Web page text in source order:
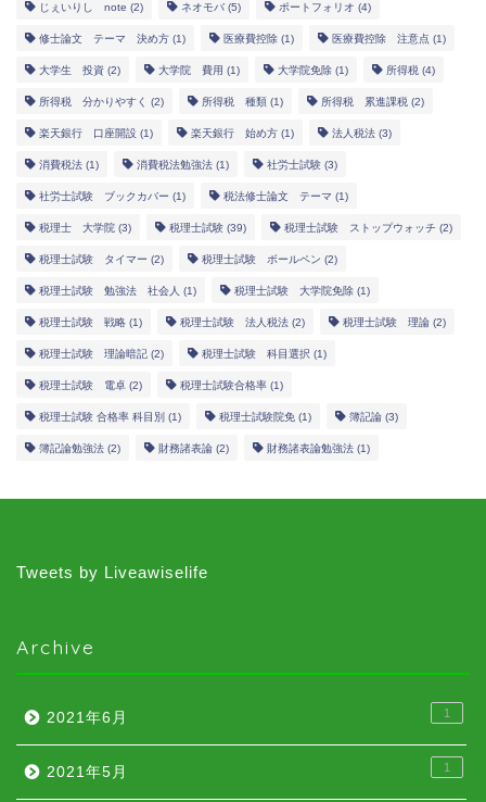
じぇいりし note (2) ネオモバ (5) ポートフォリオ (4)
修士論文 テーマ 決め方 (1) 医療費控除 (1) 医療費控除 注意点 (1)
大学生 投資 (2) 大学院 費用 (1) 大学院免除 (1) 所得税 (4)
所得税 分かりやすく (2) 所得税 種類 (1) 所得税 累進課税 (2)
楽天銀行 口座開設 (1) 楽天銀行 始め方 (1) 法人税法 (3)
消費税法 (1) 消費税法勉強法 (1) 社労士試験 (3)
社労士試験 ブックカバー (1) 税法修士論文 テーマ (1)
税理士 大学院 (3) 税理士試験 (39) 税理士試験 ストップウォッチ (2)
税理士試験 タイマー (2) 税理士試験 ボールペン (2)
税理士試験 勉強法 社会人 (1) 税理士試験 大学院免除 (1)
税理士試験 戦略 (1) 税理士試験 法人税法 (2) 税理士試験 理論 (2)
税理士試験 理論暗記 (2) 税理士試験 科目選択 (1)
税理士試験 電卓 (2) 税理士試験合格率 (1)
税理士試験 合格率 科目別 (1) 税理士試験院免 (1) 簿記論 (3)
簿記論勉強法 (2) 財務諸表論 (2) 財務諸表論勉強法 (1)
Tweets by Liveawiselife
Archive
2021年6月 1
2021年5月 1